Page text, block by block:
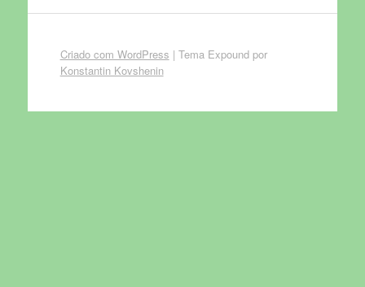
Criado com WordPress | Tema Expound por
Konstantin Kovshenin